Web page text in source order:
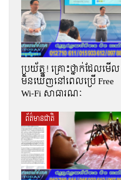
ប្រយ័ត្ន! គ្រោះថ្នាក់ដែលមើល
មិនឃើញនៅពេលប្រើ Free
Wi-Fi សាធារណៈ
ព័ត៌មានជាតិ